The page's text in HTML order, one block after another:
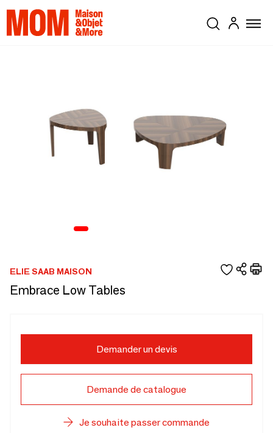
ELIE SAAB MAISON
Embrace Low Tables
Demander un devis
Demande de catalogue
Je souhaite passer commande